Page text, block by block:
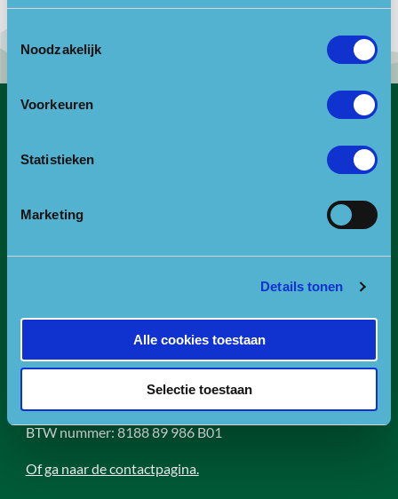
Noodzakelijk
Voorkeuren
Statistieken
Marketing
Details tonen
Alle cookies toestaan
Selectie toestaan
Bezoekadres
Landgoed Zonheuvel -Het Koetshuis
RSIN nummer: 818889986
KVK nummer: 30234587
BTW nummer: 8188 89 986 B01
Of ga naar de contactpagina.